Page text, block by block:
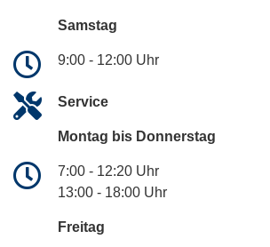
Samstag
9:00 - 12:00 Uhr
Service
Montag bis Donnerstag
7:00 - 12:20 Uhr
13:00 - 18:00 Uhr
Freitag